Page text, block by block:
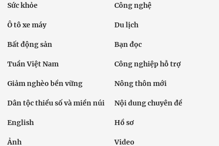
Sức khỏe Công nghệ
Ô tô xe máy Du lịch
Bất động sản Bạn đọc
Tuần Việt Nam Công nghiệp hỗ trợ
Giảm nghèo bền vững Nông thôn mới
Dân tộc thiểu số và miền núi Nội dung chuyên đề
English Hồ sơ
Ảnh Video